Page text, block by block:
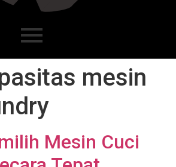
mesin
Mesin Cuci